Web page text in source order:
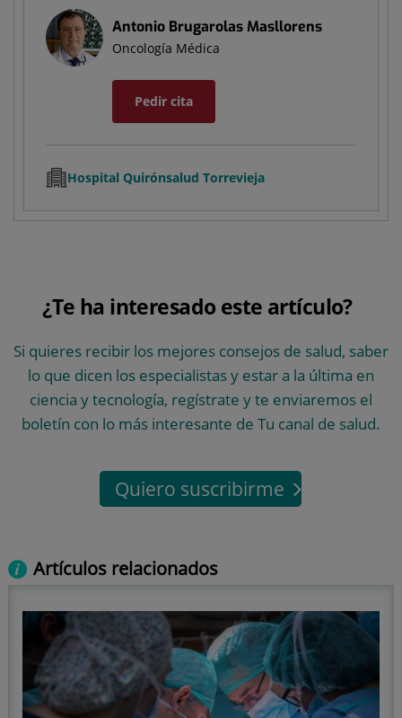
Antonio Brugarolas Masllorens
Oncología Médica
Pedir cita
Hospital Quirónsalud Torrevieja
¿Te ha interesado este artículo?
Si quieres recibir los mejores consejos de salud, saber
lo que dicen los especialistas y estar a la última en
ciencia y tecnología, regístrate y te enviaremos el
boletín con lo más interesante de Tu canal de salud.
Quiero suscribirme
Artículos relacionados